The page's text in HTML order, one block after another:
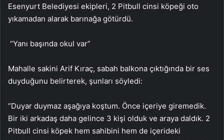
Esenyurt Belediyesi ekipleri, 2 Pitbull cinsi köpeği oto
yıkamadan alarak barınağa götürdü.
“Yanı başında okul var”
Mahalle sakini Arif Kıraç, sabah balkona çıktığında bir ses
duyduğunu belirterek, şunları söyledi:
“Duyar duymaz aşağıya koştum. Önce içeriye giremedik.
Bir iki arkadaş daha gelince 3 kişi olduk ve araya daldık. 2
Pitbull cinsi köpek hem sahibini hem de içerideki